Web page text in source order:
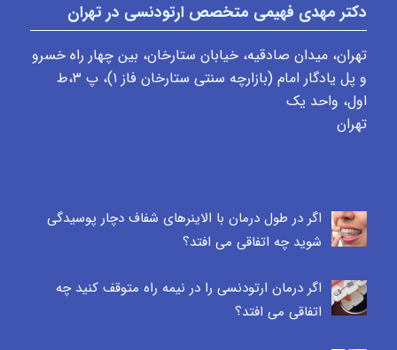
دکتر مهدی فهیمی متخصص ارتودنسی در تهران
تهران، میدان صادقیه، خیابان ستارخان، بین چهار راه خسرو
و پل یادگار امام (بازارچه سنتی ستارخان فاز ۱)، پ ٣،ط
اول، واحد یک
تهران
اگر در طول درمان با الاینرهای شفاف دچار پوسیدگی
شوید چه اتفاقی می افتد؟
اگر درمان ارتودنسی را در نیمه راه متوقف کنید چه
اتفاقی می افتد؟